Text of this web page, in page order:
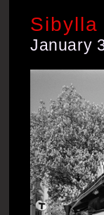
Sibylla
January